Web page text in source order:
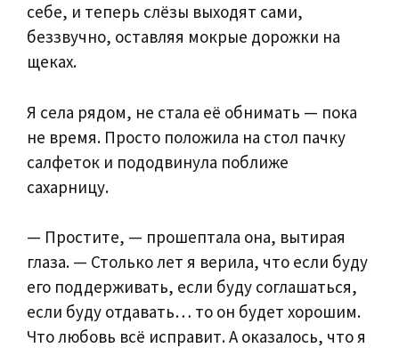
себе, и теперь слёзы выходят сами,
беззвучно, оставляя мокрые дорожки на
щеках.
Я села рядом, не стала её обнимать — пока
не время. Просто положила на стол пачку
салфеток и пододвинула поближе
сахарницу.
— Простите, — прошептала она, вытирая
глаза. — Столько лет я верила, что если буду
его поддерживать, если буду соглашаться,
если буду отдавать… то он будет хорошим.
Что любовь всё исправит. А оказалось, что я